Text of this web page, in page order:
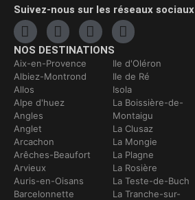
Suivez-nous sur les réseaux sociaux
NOS DESTINATIONS
Aix-en-Provence
Albiez-Montrond
Allos
Alpe d'huez
Angles
Anglet
Arcachon
Arêches-Beaufort
Arvieux
Auris-en-Oisans
Barcelonnette
Ile d'Oléron
Ile de Ré
Isola
La Boissière-de-
Montaigu
La Clusaz
La Mongie
La Plagne
La Rosière
La Teste-de-Buch
La Tranche-sur-